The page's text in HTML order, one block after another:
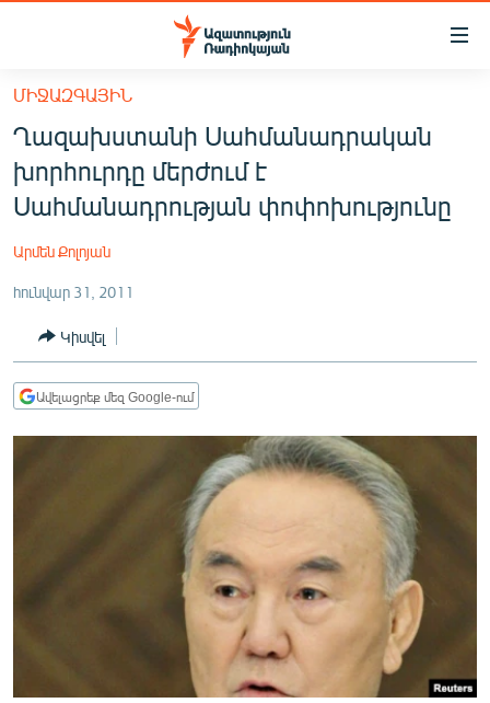
Մատչելիության
հիմնական
բովանդակությանը
Անցնել
հիմնական
մենյուին
ՀԱՅԱՍՏԱՆ
ՔԱՂԱՔԱԿԱՆ
ՏՆՏԵՍՈՒԹՅՈՒՆ
ՂԱՐԱԲԱՂ
ՄԵԿՆԱԲԱՆՈՒԹՅՈՒՆ
ՄԻՋԱԶԳԱՅԻՆ
Ղազախստանի Սահմանադրական
խորհուրդը մերժում է
Սահմանադրության փոփոխությունը
Արմեն Քոլոյան
հունվար 31, 2011
Կիսվել
Ավելացրեք մեզ Google-ում